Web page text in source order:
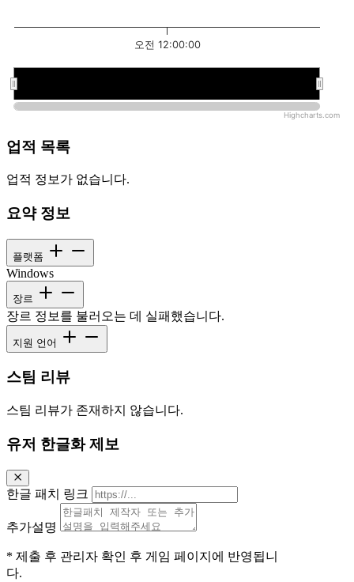
오전 12:00:00
Highcharts.com
업적 목록
업적 정보가 없습니다.
요약 정보
플랫폼
Windows
장르
장르 정보를 불러오는 데 실패했습니다.
지원 언어
스팀 리뷰
스팀 리뷰가 존재하지 않습니다.
유저 한글화 제보
한글 패치 링크
추가설명
* 제출 후 관리자 확인 후 게임 페이지에 반영됩니
다.